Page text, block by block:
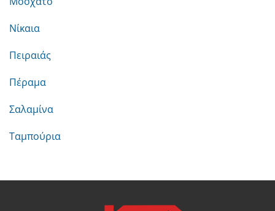
Νίκαια
Πειραιάς
Πέραμα
Σαλαμίνα
Ταμπούρια